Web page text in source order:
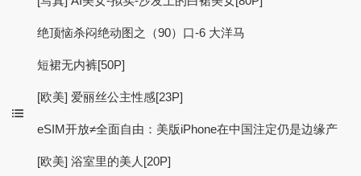
绝顶恼杀闷绝动图之（90）口-6 大洋马
短裙无内裤[50P]
[欧美] 爱丽丝公主性感[23P]
eSIM开放≠全面自由：美版iPhone在中国注定仍是边缘产
[欧美] 浴室里的美人[20P]